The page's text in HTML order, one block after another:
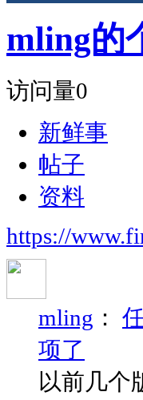
mling的
访问量0
新鲜事
帖子
资料
https://
mling ：
项了
以前几个